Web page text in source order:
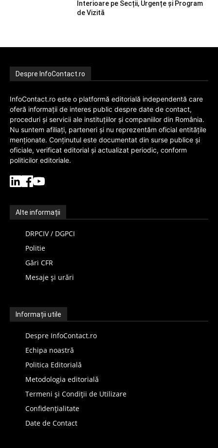
Interioare pe Secții, Urgențe și Program
de Vizită
Despre InfoContact.ro
InfoContact.ro este o platformă editorială independentă care
oferă informații de interes public despre date de contact,
proceduri și servicii ale instituțiilor și companiilor din România.
Nu suntem afiliați, parteneri și nu reprezentăm oficial entitățile
menționate. Conținutul este documentat din surse publice și
oficiale, verificat editorial și actualizat periodic, conform
politicilor editoriale.
Alte informații
DRPCIV / DGPCI
Politie
Gări CFR
Mesaje și urări
Informații utile
Despre InfoContact.ro
Echipa noastră
Politica Editorială
Metodologia editorială
Termeni și Condiții de Utilizare
Confidențialitate
Date de Contact